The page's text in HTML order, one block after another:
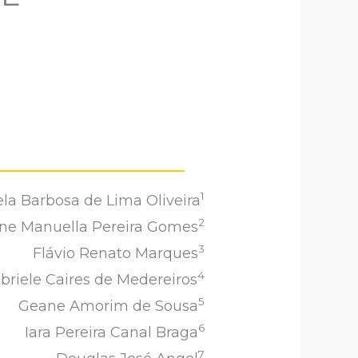
Barbosa de Lima Oliveira1
Manuella Pereira Gomes2
Flávio Renato Marques3
Caires de Medereiros4
Geane Amorim de Sousa5
Iara Pereira Canal Braga6
7